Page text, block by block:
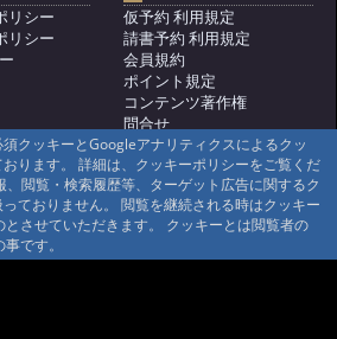
リシー
リシー
仮予約 利用規定
請書予約 利用規定
会員規約
ポイント規定
コンテンツ著作権
問合せ
マウンテントラッド株式会社
〒386-1211 長野県上田市下之郷692
0268371176
TRAD® Inc. https://www.mountaintrad.co.jp
クッキーとGoogleアナリティクスによるクッ
ります。 詳細は、クッキーポリシーをご覧くだ
、閲覧・検索履歴等、ターゲット広告に関するク
ておりません。 閲覧を継続される時はクッキー
させていただきます。 クッキーとは閲覧者の
です。